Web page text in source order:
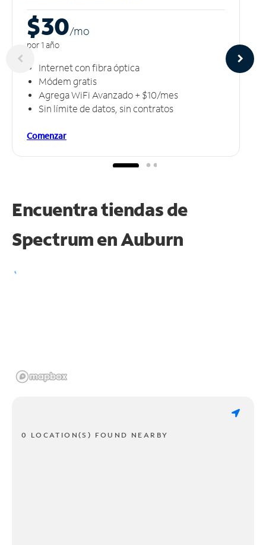
$30/mo
por 1 año
Internet con fibra óptica
Módem gratis
Agrega WiFi Avanzado + $10/mes
Sin límite de datos, sin contratos
Comenzar
Encuentra tiendas de
Spectrum enAuburn
0 LOCATION(S) FOUND NEARBY